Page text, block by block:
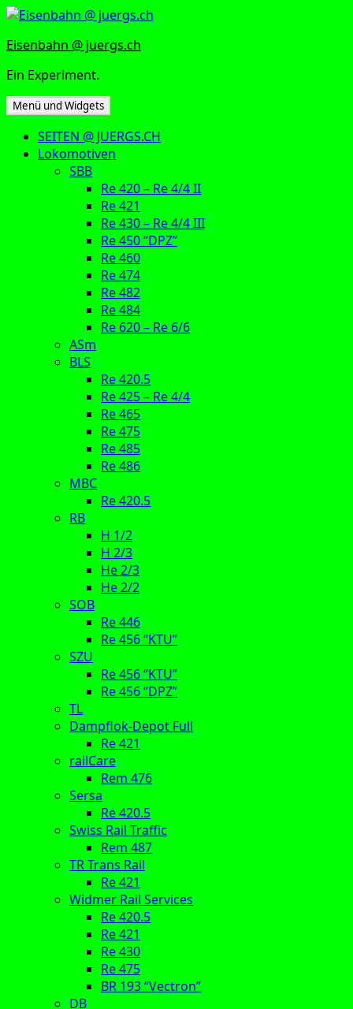
Zum
springen
Eisenbahn @ juergs.ch
Ein Experiment.
Menü und Widgets
SEITEN @ JUERGS.CH
Lokomotiven
SBB
Re 420 – Re 4/4 II
Re 421
Re 430 – Re 4/4 III
Re 450 “DPZ”
Re 460
Re 474
Re 482
Re 484
Re 620 – Re 6/6
ASm
BLS
Re 420.5
Re 425 – Re 4/4
Re 465
Re 475
Re 485
Re 486
MBC
Re 420.5
RB
H 1/2
H 2/3
He 2/3
He 2/2
SOB
Re 446
Re 456 “KTU”
SZU
Re 456 “KTU”
Re 456 “DPZ”
TL
Dampflok-Depot Full
Re 421
railCare
Rem 476
Sersa
Re 420.5
Swiss Rail Traffic
Rem 487
TR Trans Rail
Re 421
Widmer Rail Services
Re 420.5
Re 421
Re 430
Re 475
BR 193 “Vectron”
DB